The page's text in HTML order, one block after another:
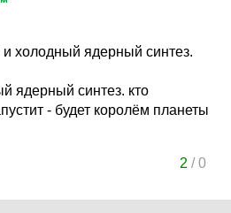
холодный ядерный синтез.
ядерный синтез. кто
- будет королём планеты
2 /0